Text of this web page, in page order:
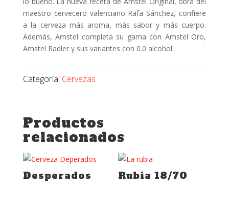
maestro cervecero valenciano Rafa Sánchez, confiere
a la cerveza más aroma, más sabor y más cuerpo.
Además, Amstel completa su gama con Amstel Oro,
Amstel Radler y sus variantes con 0.0 alcohol.
Categoría: Cervezas
Productos
relacionados
Desperados Rubia 18/70